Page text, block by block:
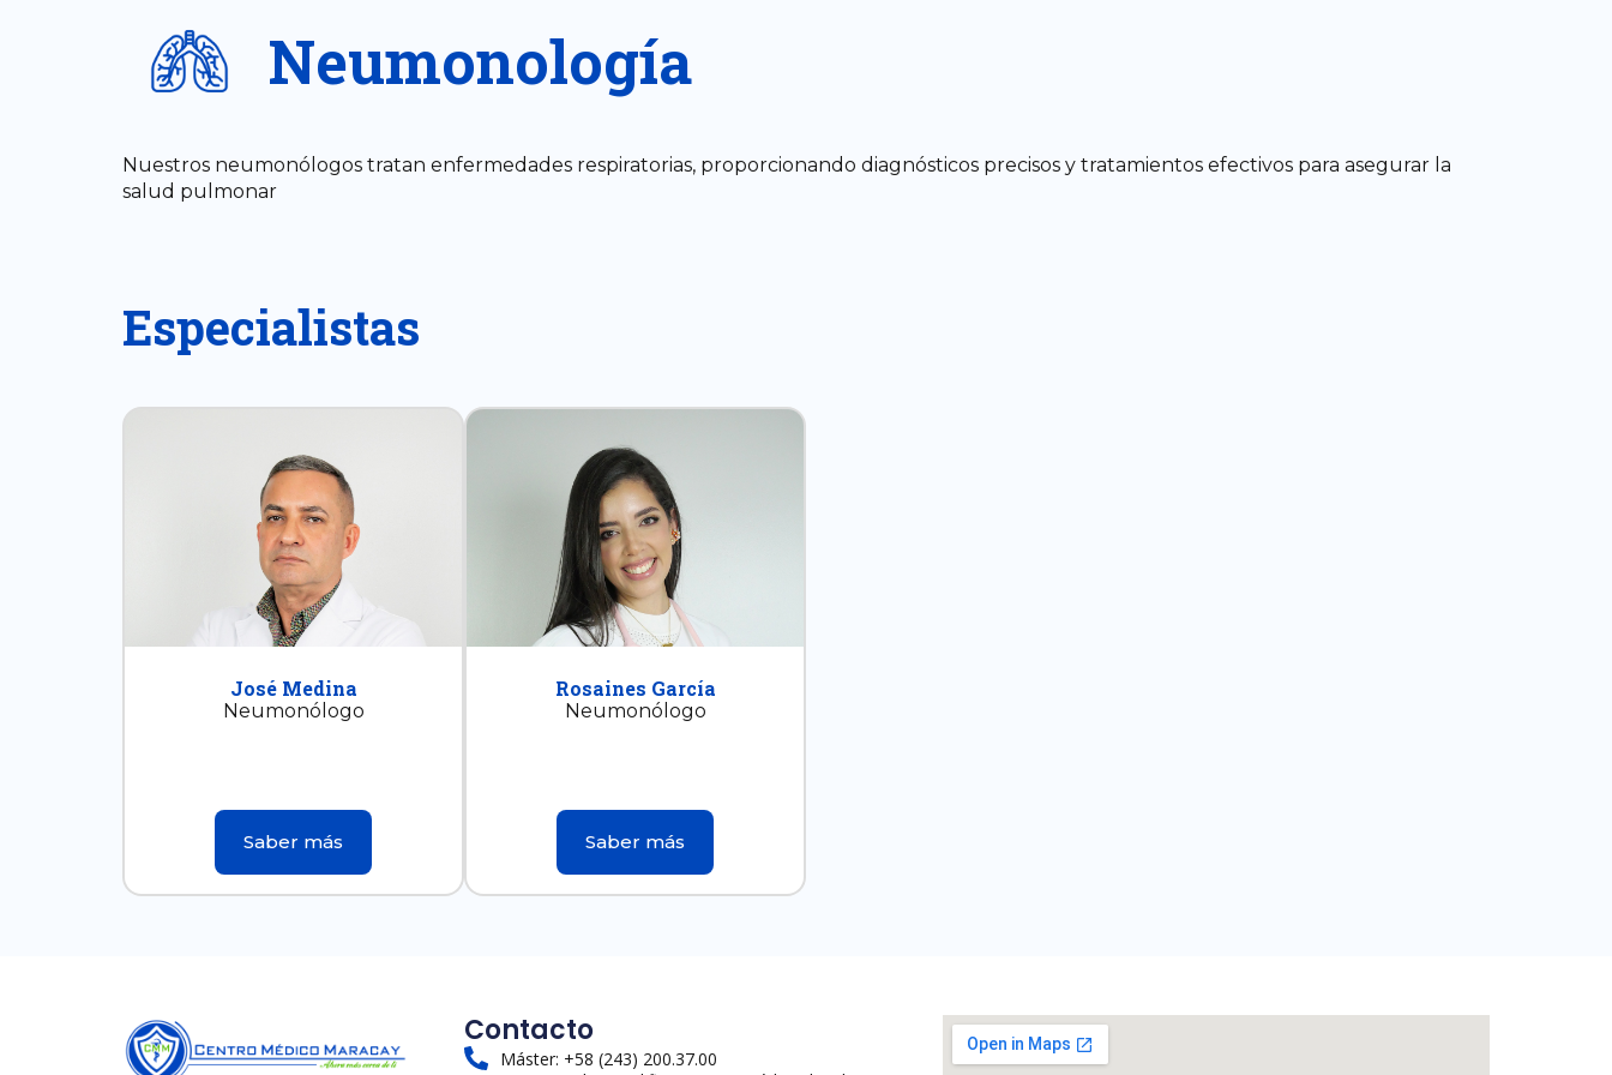
Neumonología
Nuestros neumonólogos tratan enfermedades respiratorias, proporcionando diagnósticos precisos y tratamientos efectivos para asegurar la
salud pulmonar
Especialistas
José Medina
Neumonólogo
Saber más
Rosaines García
Neumonólogo
Saber más
Contacto
Máster: +58 (243) 200.37.00